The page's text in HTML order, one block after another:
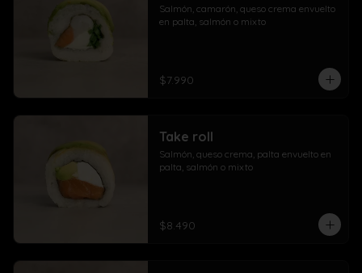
Salmón, camarón, queso crema envuelto
en palta, salmón o mixto
$7.990
Take roll
Salmón, queso crema, palta envuelto en
palta, salmón o mixto
$8.490